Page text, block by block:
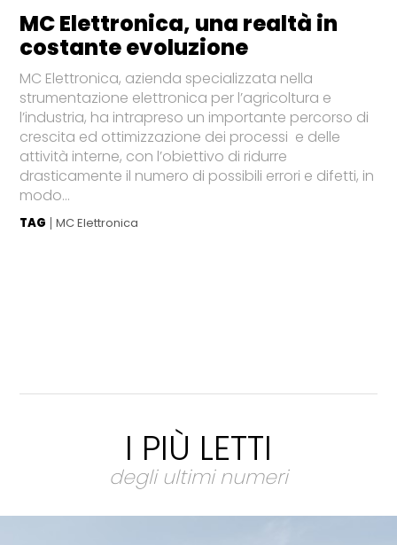
MC Elettronica, una realtà in
costante evoluzione
MC Elettronica, azienda specializzata nella
strumentazione elettronica per l’agricoltura e
l’industria, ha intrapreso un importante percorso di
crescita ed ottimizzazione dei processi e delle
attività interne, con l’obiettivo di ridurre
drasticamente il numero di possibili errori e difetti, in
modo...
TAG MC Elettronica
I PIÙ LETTI
degli ultimi numeri